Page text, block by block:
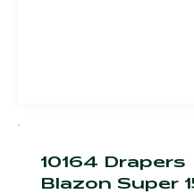
10164 Drapers
Blazon Super